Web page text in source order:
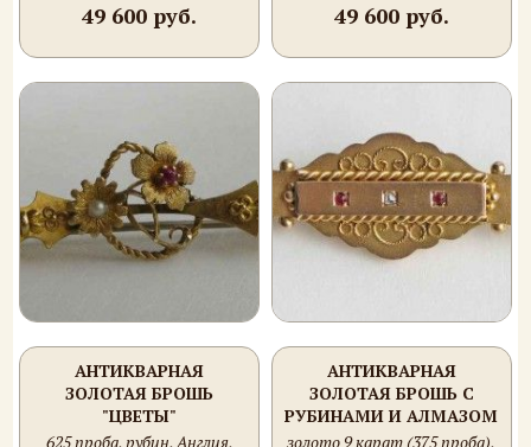
49 600 руб. 49 600 руб.
АНТИКВАРНАЯ
ЗОЛОТАЯ БРОШЬ
"ЦВЕТЫ"
625 проба, рубин, Англия,
АНТИКВАРНАЯ
ЗОЛОТАЯ БРОШЬ С
РУБИНАМИ И АЛМАЗОМ
золото 9 карат (375 проба),